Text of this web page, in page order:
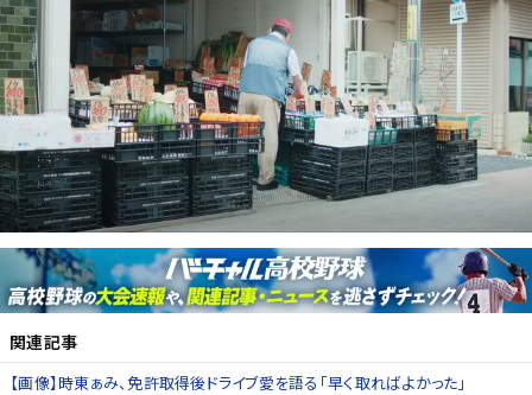
関連記事
【画像】時東ぁみ、免許取得後ドライブ愛を語る「早く取ればよかった」